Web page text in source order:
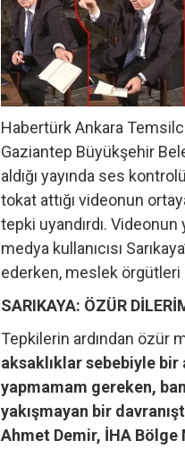
Habertürk Ankara
Gaziantep Büyükşehir
aldığı yayında ses
tokat attığı videonun
tepki uyandırdı. Videonun
medya kullanıcısı
ederken, meslek örgütleri
SARIKAYA: ÖZÜR
Tepkilerin ardından özür
aksaklıklar sebebiyle
yapmamam gereken,
yakışmayan bir
Ahmet Demir, İHA Bölge